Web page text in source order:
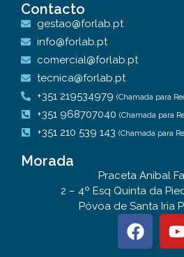
Contacto
gestao@forlab.pt
info@forlab.pt
comercial@forlab.pt
tecnica@forlab.pt
+351 219534979 (Chamada para
+351 968707040 (Chamada para
+351 210 539 143 (Chamada para
Morada
Praceta Anibal
2 – 4º Esq Quinta da
Póvoa de Santa Iria